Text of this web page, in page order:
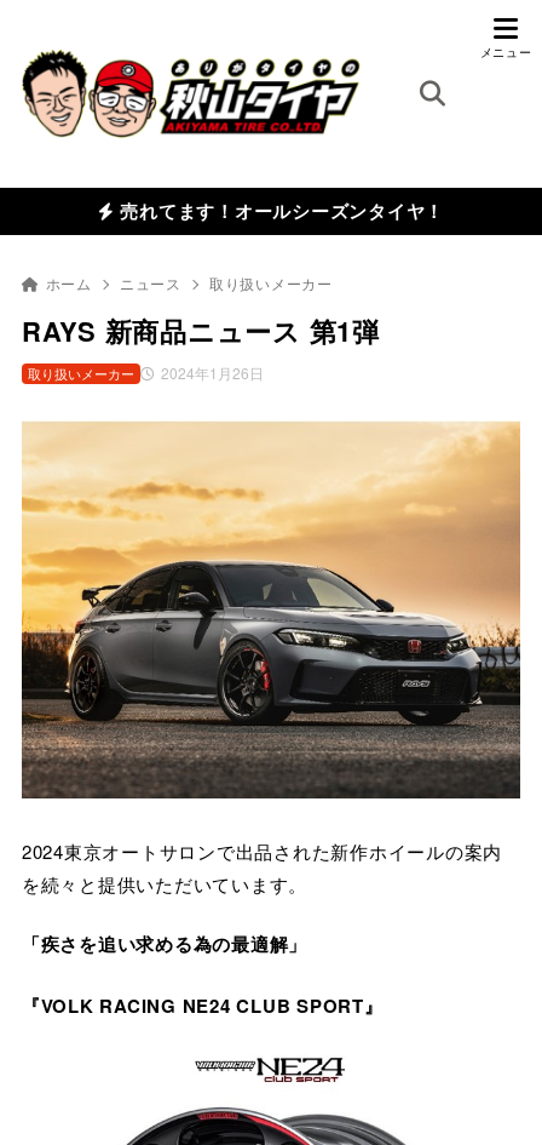
売れてます！オールシーズンタイヤ！
ホーム ニュース 取り扱いメーカー
RAYS 新商品ニュース 第1弾
2024年1月26日
取り扱いメーカー
2024東京オートサロンで出品された新作ホイールの案内
を続々と提供いただいています。
「疾さを追い求める為の最適解」
『VOLK RACING NE24 CLUB SPORT』